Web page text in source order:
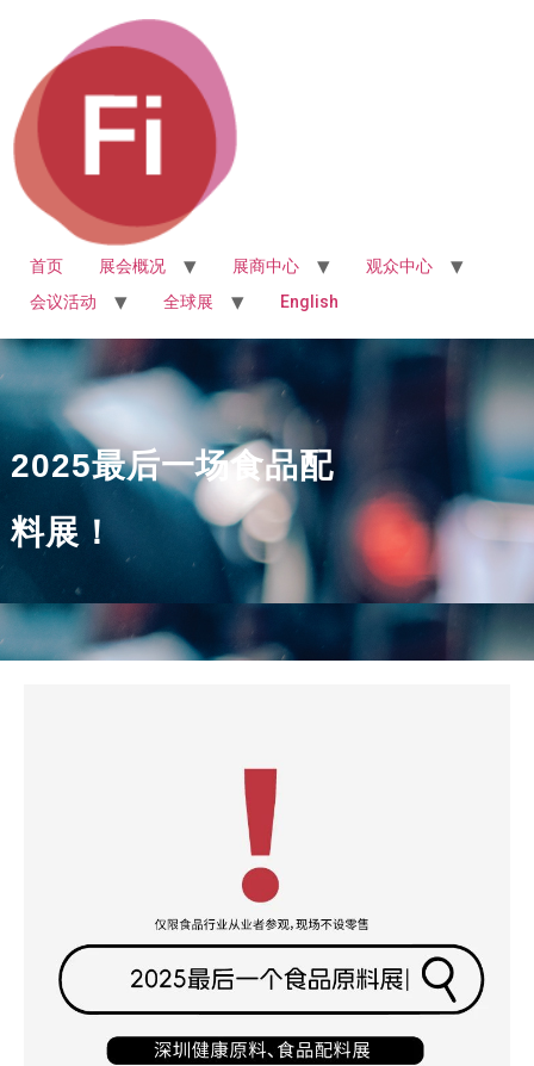
首页 展会概况 展商中心
观众中心
会议活动
全球展 English
2025最后一场食品配
料展！